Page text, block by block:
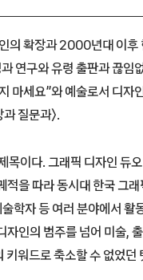
의 확장과 2000년대 이후
연구와 유령 출판과 끊임
마세요”와 예술로서 디
질문과〉.
목이다. 그래픽 디자인 듀
적을 따라 동시대 한국 그
학자 등 여러 분야에서
자인의 범주를 넘어 미술,
키워드로 축소할 수 없었던